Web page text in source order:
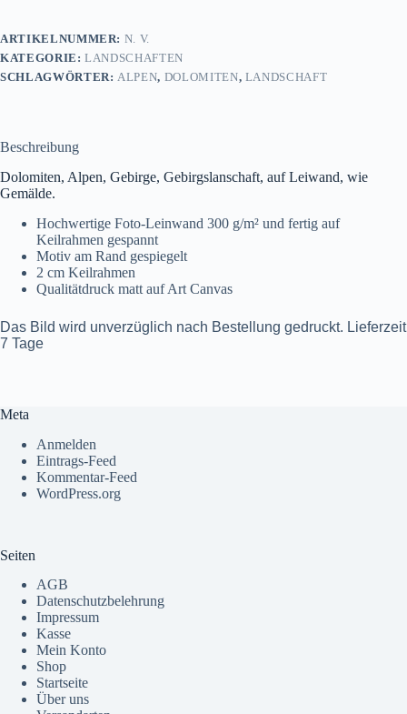
Ölgemälde,
Digital
Art
ARTIKELNUMMER: N. V.
KATEGORIE:LANDSCHAFTEN
SCHLAGWÖRTER:ALPEN, DOLOMITEN, LANDSCHAFT
Beschreibung
Dolomiten, Alpen, Gebirge, Gebirgslanschaft, auf Leiwand, wie
Gemälde.
Hochwertige Foto-Leinwand 300 g/m² und fertig auf
Keilrahmen gespannt
Motiv am Rand gespiegelt
2 cm Keilrahmen
Qualitätdruck matt auf Art Canvas
Das Bild wird unverzüglich nach Bestellung gedruckt. Lieferzeit
7 Tage
Meta
Anmelden
Eintrags-Feed
Kommentar-Feed
WordPress.org
Seiten
AGB
Datenschutzbelehrung
Impressum
Kasse
Mein Konto
Shop
Startseite
Über uns